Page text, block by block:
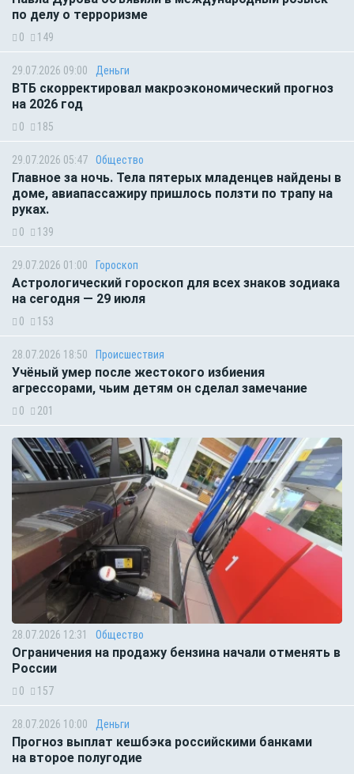
по делу о терроризме
0 149
29.07.2026 09:00 Деньги
ВТБ скорректировал макроэкономический прогноз
на 2026 год
0 185
29.07.2026 05:47 Общество
Главное за ночь. Тела пятерых младенцев найдены в
доме, авиапассажиру пришлось ползти по трапу на
руках.
0 139
29.07.2026 01:00 Гороскоп
Астрологический гороскоп для всех знаков зодиака
на сегодня — 29 июля
0 153
28.07.2026 18:50 Происшествия
Учёный умер после жестокого избиения
агрессорами, чьим детям он сделал замечание
0 201
28.07.2026 12:31 Общество
Ограничения на продажу бензина начали отменять в
России
0 157
28.07.2026 10:00 Деньги
Прогноз выплат кешбэка российскими банками
на второе полугодие